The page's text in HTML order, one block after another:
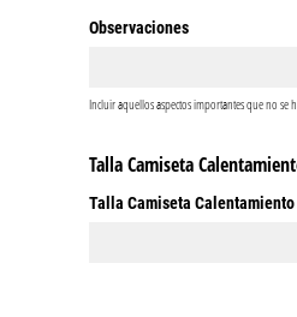
Observaciones
Incluir aquellos aspectos importantes que no se
Talla Camiseta
Talla Camiseta Calentamiento